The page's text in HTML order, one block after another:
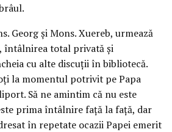
Georg şi Mons. Xuereb, urmează
întâlnirea total privată şi
cu alte discuţii în bibliotecă.
la momentul potrivit pe Papa
Să ne amintim că nu este
prima întâlnire faţă la faţă, dar
în repetate ocazii Papei emerit